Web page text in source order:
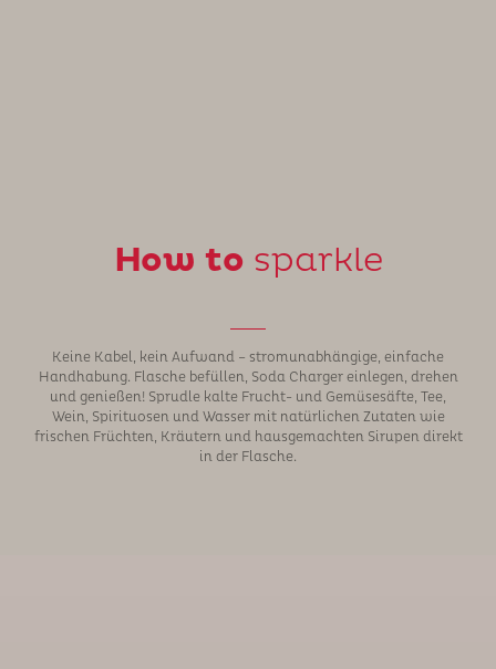
How to sparkle
Keine Kabel, kein Aufwand – stromunabhängige, einfache
Handhabung. Flasche befüllen, Soda Charger einlegen, drehen
und genießen! Sprudle kalte Frucht- und Gemüsesäfte, Tee,
Wein, Spirituosen und Wasser mit natürlichen Zutaten wie
frischen Früchten, Kräutern und hausgemachten Sirupen direkt
in der Flasche.